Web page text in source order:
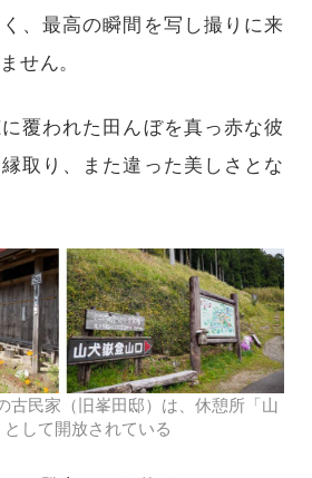
、最高の瞬間を写し撮りに来
せん。
覆われた田んぼを真っ赤な彼
取り、また違った美しさとな
古民家（旧峯田邸）は、休憩所「山
して開放されている